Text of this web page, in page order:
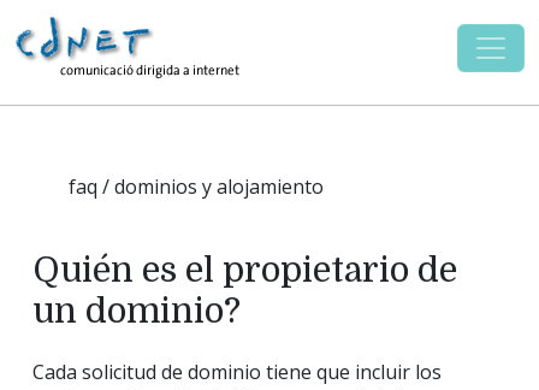
faq / dominios y alojamiento
Quién es el propietario de
un dominio?
Cada solicitud de dominio tiene que incluir los